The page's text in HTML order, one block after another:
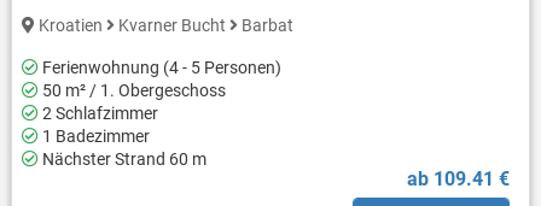
Kroatien Kvarner Bucht Barbat
Ferienwohnung (4 - 5 Personen)
50 m² / 1. Obergeschoss
2 Schlafzimmer
1 Badezimmer
Nächster Strand 60 m
ab 109.41 €